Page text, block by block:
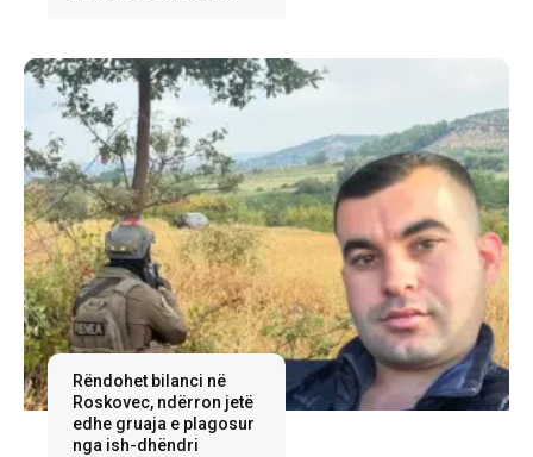
Rëndohet bilanci në
Roskovec, ndërron jetë
edhe gruaja e plagosur
nga ish-dhëndri